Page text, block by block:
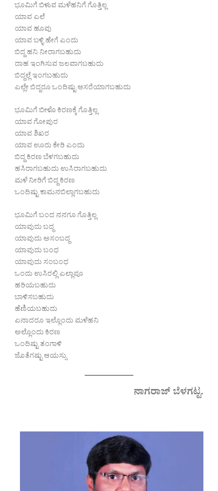
ಭೂಮಿಗೆ ಬಿಳುವ ಮಳೆಹನಿಗೆ ಗೊತ್ತಿಲ್ಲ
ಯಾವ ಎಲೆ
ಯಾವ ಹೂವು
ಯಾವ ಬಳ್ಳಿ ಹೇಗೆ ಎಂದು
ಬಿದ್ದ ಹನಿ ನೀರಾಗಬಹುದು
ದಾಹ ಇಂಗಿಸುವ ಜಲವಾಗಬಹುದು
ಬಿದ್ದಲ್ಲೆ ಇಂಗಬಹುದು
ಎಲ್ಲೇ ಬಿದ್ದರೂ ಒಂದಿಷ್ಟು ಆಸರೆಯಾಗಬಹುದು
ಭೂಮಿಗೆ ಬೀಳೊ ಕಿರಣಕ್ಕೆ ಗೊತ್ತಿಲ್ಲ
ಯಾವ ಗೋಪುರ
ಯಾವ ಶಿಖರ
ಯಾವ ಊರು ಕೇರಿ ಎಂದು
ಬಿದ್ದ ಕಿರಣ ಬೆಳಗಬಹುದು
ಹಸಿರಾಗಬಹುದು ಉಸಿರಾಗಬಹುದು
ಮಳೆ ನೀರಿಗೆ ಬಿದ್ದ ಕಿರಣ
ಒಂದಿಷ್ಟು ಕಾಮನಬಿಲ್ಲಾಗಬಹುದು
ಭೂಮಿಗೆ ಬಂದ ನನಗೂ ಗೊತ್ತಿಲ್ಲ
ಯಾವುದು ಬದ್ಧ
ಯಾವುದು ಅಸಂಬದ್ಧ
ಯಾವುದು ಬಂಧ
ಯಾವುದು ಸಂಬಂಧ
ಒಂದು ಉಸಿರಲ್ಲಿ ಎಲ್ಲಾವೂ
ಹರಿಯಬಹುದು
ಬಾಳಿಸಬಹುದು
ಹೆಣಿಯಬಹುದು
ಏನಾದರೂ ಇಲ್ಲೊಂದು ಮಳೆಹನಿ
ಅಲ್ಲೊಂದು ಕಿರಣ
ಒಂದಿಷ್ಟು ತಂಗಾಳಿ
ಜೊತೆಗಷ್ಟು ಆಯಸ್ಸು
ನಾಗರಾಜ್ ಬೆಳಗಟ್ಟ.